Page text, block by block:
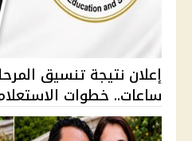
ساعات.. خطوات